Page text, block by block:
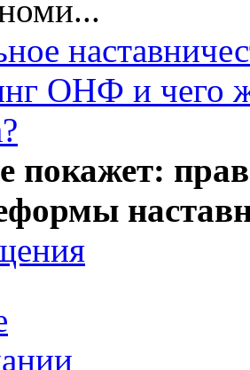
ОНФ и чего
покажет: